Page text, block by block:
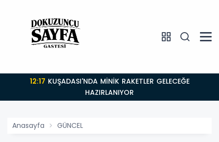
12:17
HAZIRLANIYOR
Anasayfa GÜNCEL